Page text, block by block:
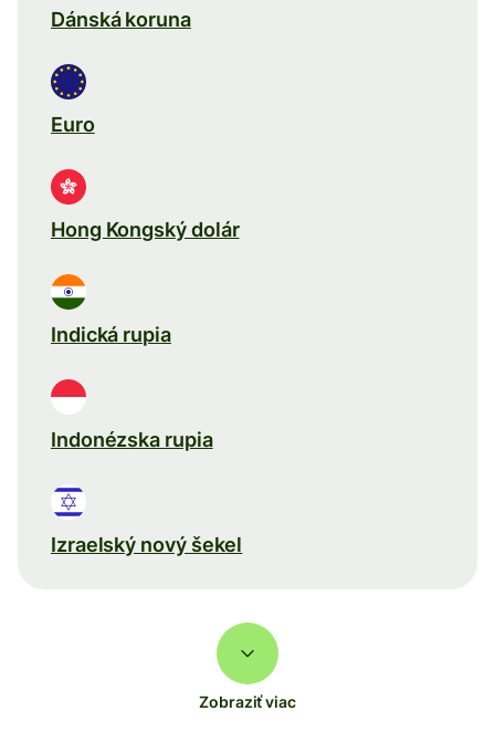
Dánská koruna
Euro
Hong Kongský dolár
Indická rupia
Indonézska rupia
Izraelský nový šekel
Zobraziť viac